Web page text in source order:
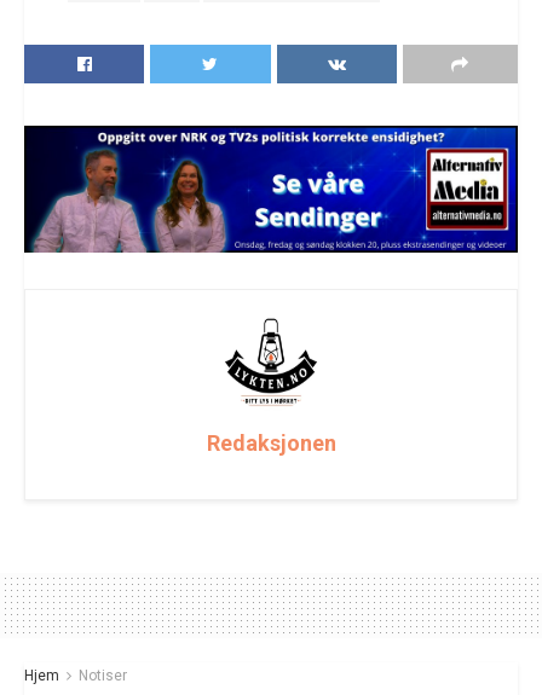
Redaksjonen
Hjem Notiser